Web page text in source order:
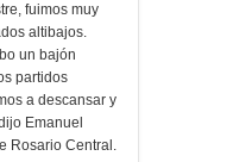
fuimos muy
altibajos.
un bajón
partidos
a descansar y
Emanuel
Rosario Central.